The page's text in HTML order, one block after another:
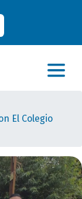
El Colegio